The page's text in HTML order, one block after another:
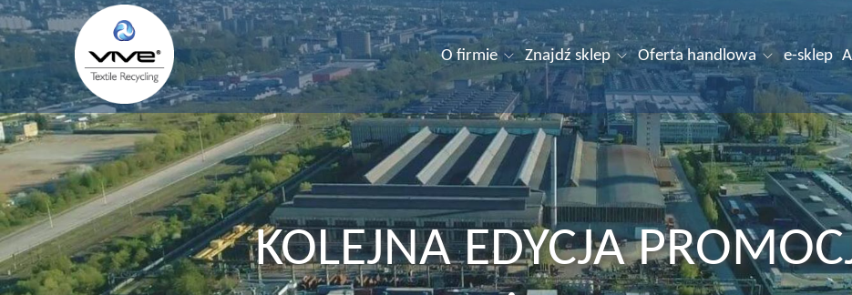
O firmie Znajdź sklep Oferta handlowa e-sklep
KOLEJNA EDYCJA